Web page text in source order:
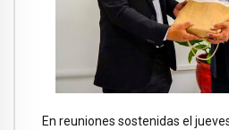
En reuniones sostenidas el